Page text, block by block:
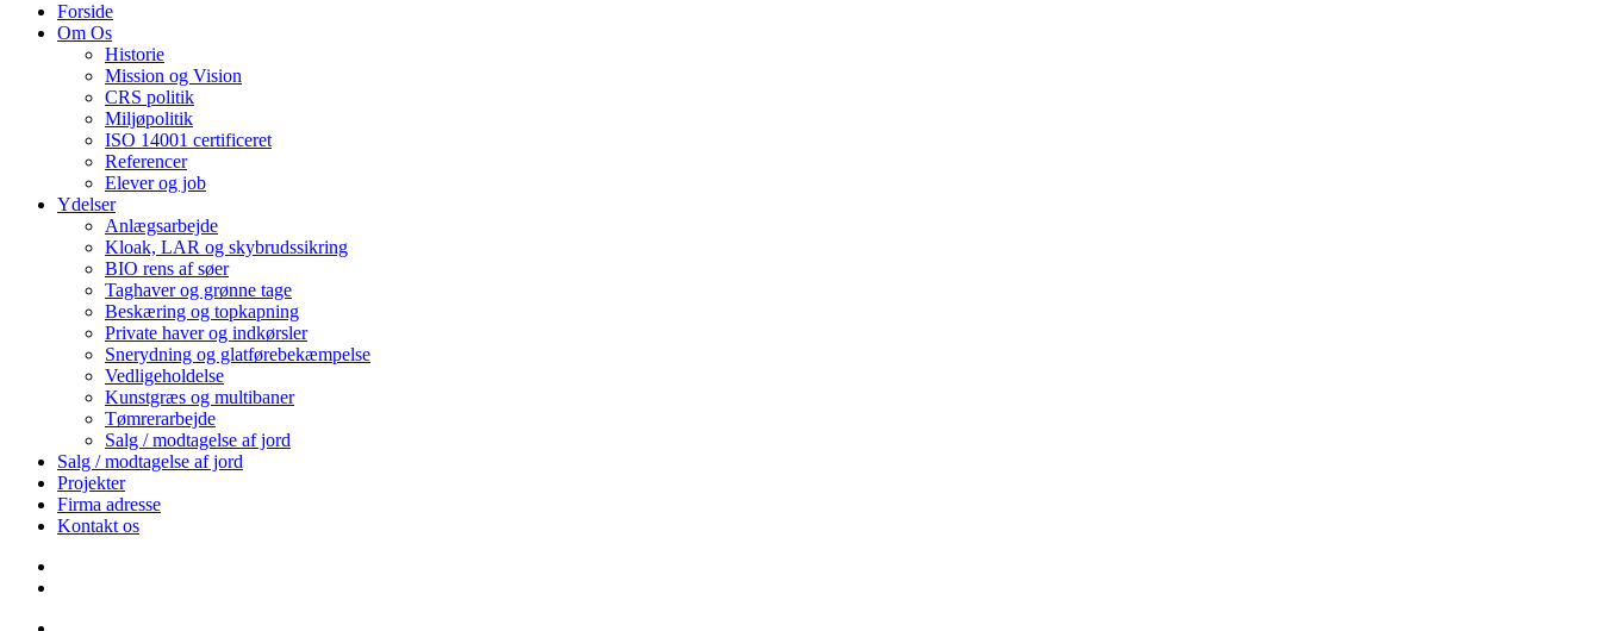
Forside
Om Os
Historie
Mission og Vision
CRS politik
Miljøpolitik
ISO 14001 certificeret
Referencer
Elever og job
Ydelser
Anlægsarbejde
Kloak, LAR og skybrudssikring
BIO rens af søer
Taghaver og grønne tage
Beskæring og topkapning
Private haver og indkørsler
Snerydning og glatførebekæmpelse
Vedligeholdelse
Kunstgræs og multibaner
Tømrerarbejde
Salg / modtagelse af jord
Salg / modtagelse af jord
Projekter
Firma adresse
Kontakt os